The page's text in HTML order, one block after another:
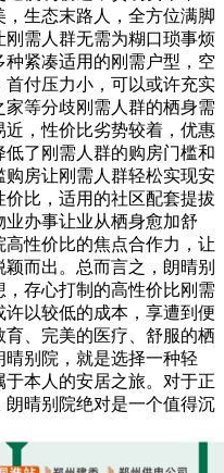
生态末路人，全方位满脚
需人群无需为糊口琐事烦
紧凑适用的刚需户型，空
付压力小，可以或许充实
等分歧刚需人群的栖身需
，性价比劣势较着，优惠
了刚需人群的购房门槛和
房让刚需人群轻松实现安
比，适用的社区配套提拔
办事让业从栖身愈加舒
性价比的焦点合作力，让
而出。总而言之，朗晴别
存心打制的高性价比刚需
以较低的成本，享遭到便
、完美的医疗、舒服的栖
别院，就是选择一种轻
本人的安居之旅。对于正
晴别院绝对是一个值得沉